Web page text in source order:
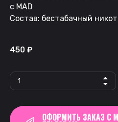
с MAD
Состав: бестабачный
450 ₽
ОФОРМИТЬ ЗАКАЗ С